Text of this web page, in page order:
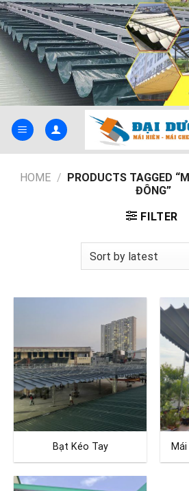
Skip
to
content
HOME / PRODUCTS TAGGED
ĐÔNG”
FILTER
Bạt Kéo Tay